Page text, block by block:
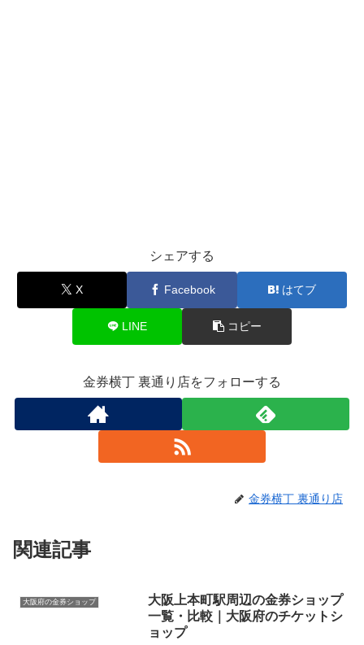
シェアする
X Facebook はてブ
LINE コピー
金券横丁 裏通り店をフォローする
金券横丁 裏通り店
関連記事
大阪府の金券ショップ
大阪上本町駅周辺の金券ショップ
一覧・比較｜大阪府のチケットシ
ョップ